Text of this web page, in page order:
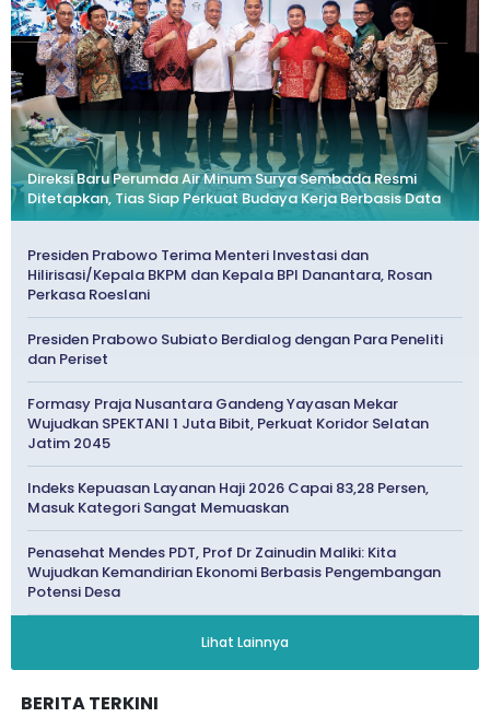
Direksi Baru Perumda Air Minum Surya Sembada Resmi
Ditetapkan, Tias Siap Perkuat Budaya Kerja Berbasis Data
Presiden Prabowo Terima Menteri Investasi dan
Hilirisasi/Kepala BKPM dan Kepala BPI Danantara, Rosan
Perkasa Roeslani
Presiden Prabowo Subiato Berdialog dengan Para Peneliti
dan Periset
Formasy Praja Nusantara Gandeng Yayasan Mekar
Wujudkan SPEKTANI 1 Juta Bibit, Perkuat Koridor Selatan
Jatim 2045
Indeks Kepuasan Layanan Haji 2026 Capai 83,28 Persen,
Masuk Kategori Sangat Memuaskan
Penasehat Mendes PDT, Prof Dr Zainudin Maliki: Kita
Wujudkan Kemandirian Ekonomi Berbasis Pengembangan
Potensi Desa
Lihat Lainnya
BERITA TERKINI